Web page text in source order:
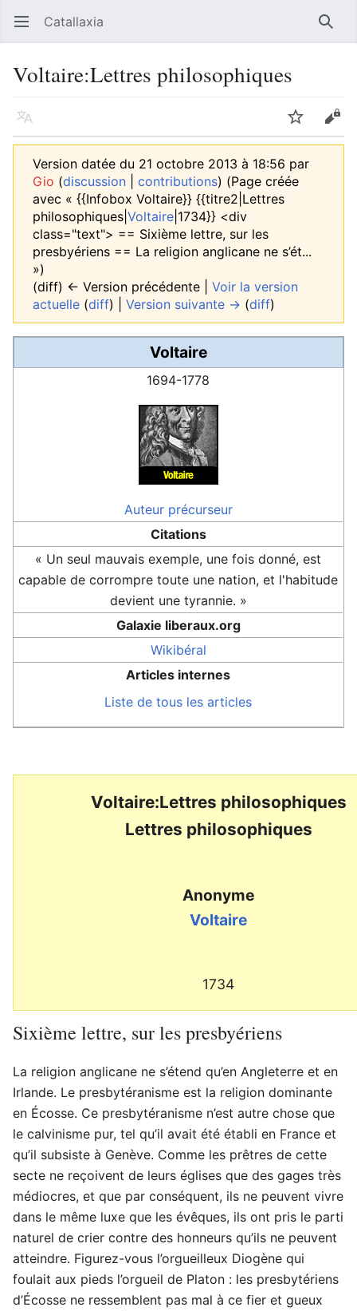
Ouvrir le menu principal Catallaxia
Voltaire:Lettres philosophiques
Langue Suivre
Version datée du 21 octobre 2013 à 18:56 par
Gio (discussion contributions) (Page créée
avec « {{Infobox Voltaire}} {{titre2|Lettres
philosophiques| Voltaire |1734}} <div
class="text"> == Sixième lettre, sur les
presbyériens == La religion anglicane ne s’ét...
»)
(diff) ← Version précédente | Voir la version
actuelle (diff) | Version suivante → (diff)
Voltaire
1694-1778
Auteur précurseur
Citations
« Un seul mauvais exemple, une fois donné, est
capable de corrompre toute une nation, et l'habitude
devient une tyrannie. »
Galaxie liberaux.org
Wikibéral
Articles internes
Liste de tous les articles
Voltaire:Lettres philosophiques
Lettres philosophiques
Anonyme
Voltaire
1734
Sixième lettre, sur les presbyériens
La religion anglicane ne s’étend qu’en Angleterre et en
Irlande. Le presbytéranisme est la religion dominante
en Écosse. Ce presbytéranisme n’est autre chose que
le calvinisme pur, tel qu’il avait été établi en France et
qu’il subsiste à Genève. Comme les prêtres de cette
secte ne reçoivent de leurs églises que des gages très
médiocres, et que par conséquent, ils ne peuvent vivre
dans le même luxe que les évêques, ils ont pris le parti
naturel de crier contre des honneurs qu’ils ne peuvent
atteindre. Figurez-vous l’orgueilleux Diogène qui
foulait aux pieds l’orgueil de Platon : les presbytériens
d’Écosse ne ressemblent pas mal à ce fier et gueux